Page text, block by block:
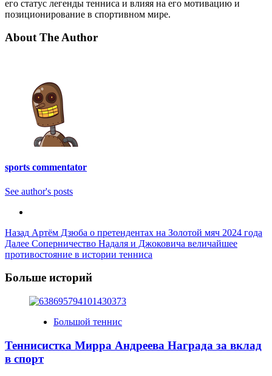
его статус легенды тенниса и влияя на его мотивацию и
позиционирование в спортивном мире.
About The Author
sports commentator
See author's posts
Post
Navigation
Назад Артём Дзюба о претендентах на Золотой мяч 2024 года
Далее Соперничество Надаля и Джоковича величайшее
противостояние в истории тенниса
Больше историй
Большой теннис
Теннисистка Мирра Андреева Награда за вклад
в спорт